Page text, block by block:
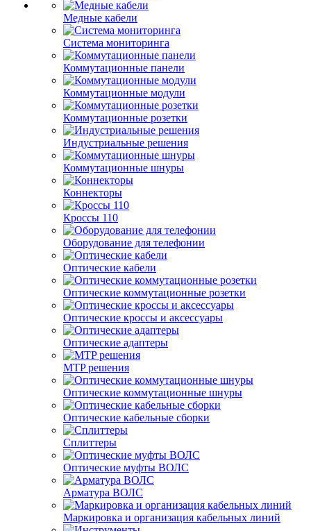
Медные кабели
Система мониторинга
Коммутационные панели
Коммутационные модули
Коммутационные розетки
Индустриальные решения
Коммутационные шнуры
Коннекторы
Кроссы 110
Оборудование для телефонии
Оптические кабели
Оптические коммутационные розетки
Оптические кроссы и аксессуары
Оптические адаптеры
MTP решения
Оптические коммутационные шнуры
Оптические кабельные сборки
Сплиттеры
Оптические муфты ВОЛС
Арматура ВОЛС
Маркировка и организация кабельных линий